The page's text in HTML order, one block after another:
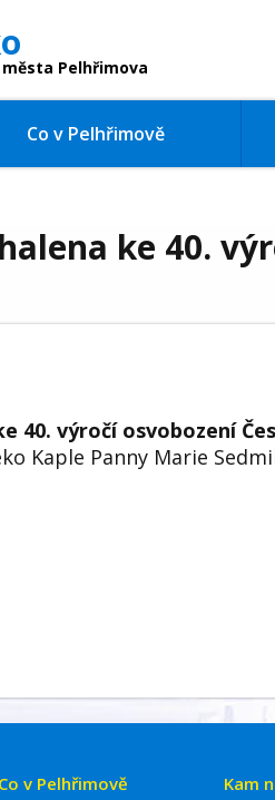
města Pelhřimova
Co v Pelhřimově
ke 40.
40. výročí osvobození
Kaple Panny Marie
Co v Pelhřimově Kam